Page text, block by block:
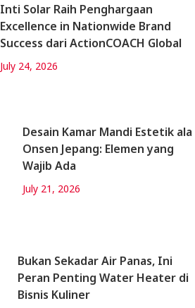
Inti Solar Raih Penghargaan
Excellence in Nationwide Brand
Success dari ActionCOACH Global
July 24, 2026
Desain Kamar Mandi Estetik ala
Onsen Jepang: Elemen yang
Wajib Ada
July 21, 2026
Bukan Sekadar Air Panas, Ini
Peran Penting Water Heater di
Bisnis Kuliner